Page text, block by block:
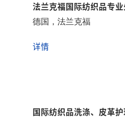
法兰克福国际纺织品专
德国，法兰克福
详情
国际纺织品洗涤、皮革